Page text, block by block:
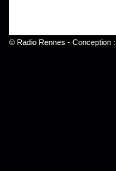
© Radio Rennes - Conception :